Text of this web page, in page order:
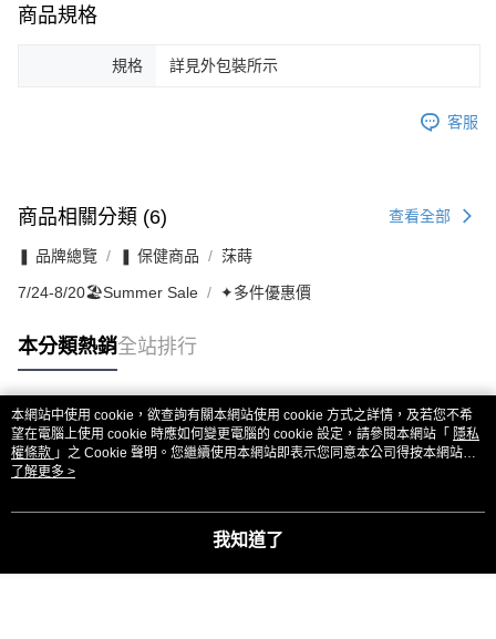
商品規格
規格 詳見外包裝所示
客服
商品相關分類 (6) 查看全部
❚ 品牌總覽 ❚ 保健商品 莯蒔
7/24-8/20🏖️Summer Sale ✦多件優惠價
本分類熱銷全站排行
熱門標籤
本網站中使用 cookie，欲查詢有關本網站使用 cookie 方式之詳情，及若您不希
望在電腦上使用 cookie 時應如何變更電腦的 cookie 設定，請參閱本網站「 隱私
權條款 」之 Cookie 聲明。您繼續使用本網站即表示您同意本公司得按本網站使
用條款之 Cookie 聲明使用 cookie。
了解更多 >
我知道了